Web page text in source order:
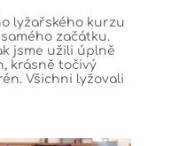
lyžařského kurzu
začátku.
jsme užili úplně
krásně točivý
Všichni lyžovali